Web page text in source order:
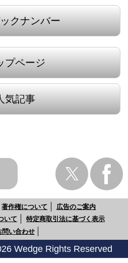
クナンバー
プページ
気記事
著作権について
広告のご案内
いて
特定商取引法に基づく表示
問い合わせ
Wedge Rights Reserved